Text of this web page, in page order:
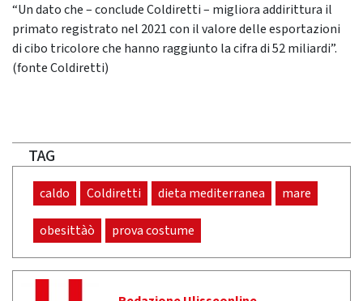
“Un dato che – conclude Coldiretti – migliora addirittura il
primato registrato nel 2021 con il valore delle esportazioni
di cibo tricolore che hanno raggiunto la cifra di 52 miliardi”.
(fonte Coldiretti)
TAG
caldo Coldiretti dieta mediterranea mare
obesittàò prova costume